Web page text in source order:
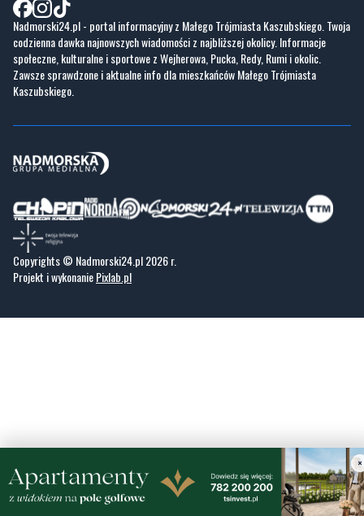
Nadmorski24.pl - portal informacyjny z Małego Trójmiasta Kaszubskiego. Twoja
codzienna dawka najnowszych wiadomości z najbliższej okolicy. Informacje
społeczne, kulturalne i sportowe z Wejherowa, Pucka, Redy, Rumi i okolic.
Zawsze sprawdzone i aktualne info dla mieszkańców Małego Trójmiasta
Kaszubskiego.
Copyrights © Nadmorski24.pl 2026 r.
Projekt i wykonaniePixlab.pl
×